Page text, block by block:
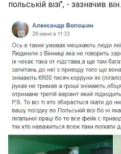
польській візі", - зазначив він.